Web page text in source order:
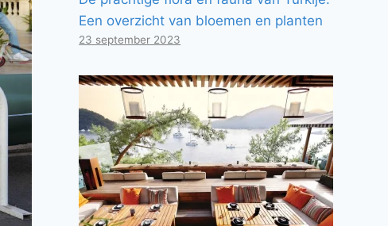
Een overzicht van bloemen en planten
23 september 2023